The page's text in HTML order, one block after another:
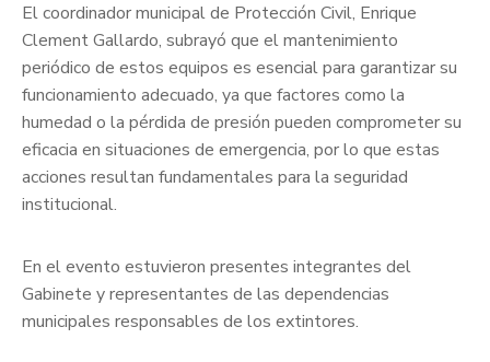
El coordinador municipal de Protección Civil, Enrique
Clement Gallardo, subrayó que el mantenimiento
periódico de estos equipos es esencial para garantizar su
funcionamiento adecuado, ya que factores como la
humedad o la pérdida de presión pueden comprometer su
eficacia en situaciones de emergencia, por lo que estas
acciones resultan fundamentales para la seguridad
institucional.
En el evento estuvieron presentes integrantes del
Gabinete y representantes de las dependencias
municipales responsables de los extintores.